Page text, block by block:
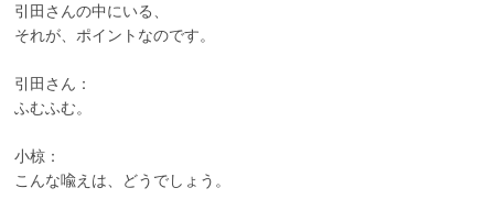
引田さんの中にいる、
それが、ポイントなのです。
引田さん：
ふむふむ。
小椋：
こんな喩えは、どうでしょう。